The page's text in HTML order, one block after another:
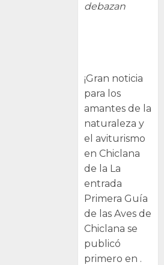
debazan
¡Gran noticia
para los
amantes de la
naturaleza y
el aviturismo
en Chiclana
de la La
entrada
Primera Guía
de las Aves de
Chiclana se
publicó
primero en .